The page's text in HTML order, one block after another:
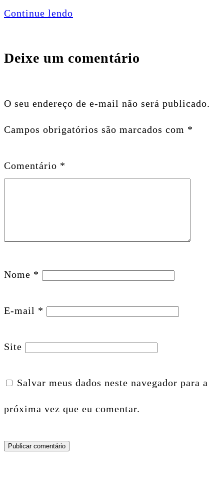
Continue lendo
Deixe um comentário
O seu endereço de e-mail não será publicado.
Campos obrigatórios são marcados com *
Comentário *
Nome *
E-mail *
Site
Salvar meus dados neste navegador para a
próxima vez que eu comentar.